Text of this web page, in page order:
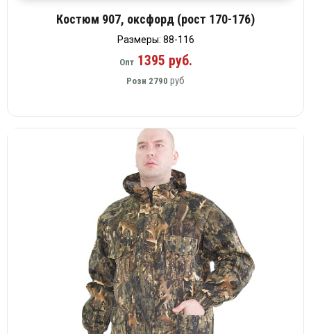
Костюм 907, оксфорд (рост 170-176)
Размеры: 88-116
Опт1395 руб.
Розн 2790 руб